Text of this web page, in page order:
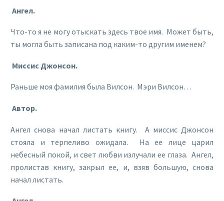
Ангел.
Что-то я не могу отыскать здесь твое имя. Может быть,
ты могла быть записана под каким-то другим именем?
Миссис Джонсон.
Раньше моя фамилия была Вилсон. Мэри Вилсон…
Автор.
Ангел снова начал листать книгу. А миссис Джонсон
стояла и терпеливо ожидала. На ее лице царил
небесный покой, и свет любви излучали ее глаза. Ангел,
пролистав книгу, закрыл ее, и, взяв большую, снова
начал листать.